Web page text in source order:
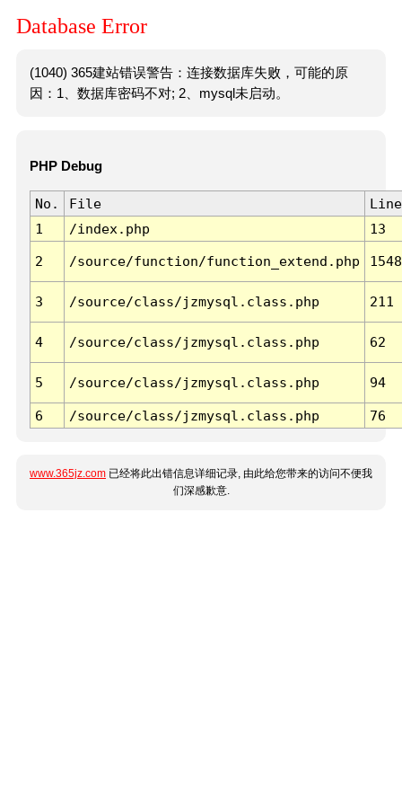
Database Error
(1040) 365建站错误警告：连接数据库失败，可能的原
因：1、数据库密码不对; 2、mysql未启动。
PHP Debug
No. File
Line
1
/index.php 13
2 /source/function/function_extend.php 1548
3 /source/class/jzmysql.class.php 211
4 /source/class/jzmysql.class.php 62
5 /source/class/jzmysql.class.php 94
6 /source/class/jzmysql.class.php 76
www.365jz.com 已经将此出错信息详细记录, 由此给您带来的访问不便我
们深感歉意.